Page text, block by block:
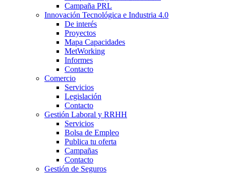
Campaña PRL
Innovación Tecnológica e Industria 4.0
De interés
Proyectos
Mapa Capacidades
MetWorking
Informes
Contacto
Comercio
Servicios
Legislación
Contacto
Gestión Laboral y RRHH
Servicios
Bolsa de Empleo
Publica tu oferta
Campañas
Contacto
Gestión de Seguros